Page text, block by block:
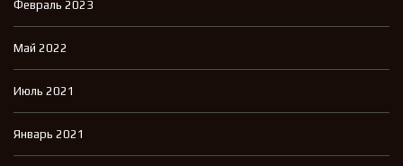
Февраль 2023
Май 2022
Июль 2021
Январь 2021